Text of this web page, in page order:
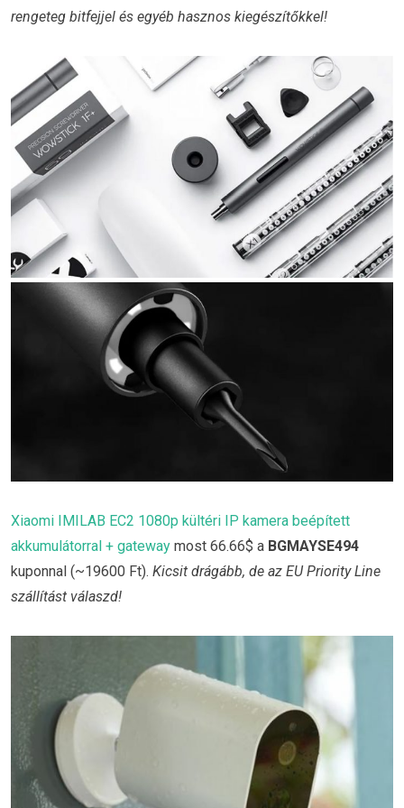
rengeteg bitfejjel és egyéb hasznos kiegészítőkkel!
Xiaomi IMILAB EC2 1080p kültéri IP kamera beépített
akkumulátorral + gateway most 66.66$ a BGMAYSE494
kuponnal (~19600 Ft). Kicsit drágább, de az EU Priority Line
szállítást válaszd!